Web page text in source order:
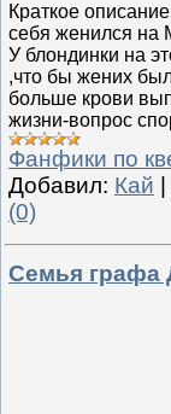
Краткое
себя женился на
У блондинки на
,что бы жених
больше крови
жизни-вопрос
Фанфики по
Добавил: Кай
(0)
Семья графа